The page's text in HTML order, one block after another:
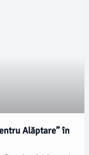
Alăptare” în